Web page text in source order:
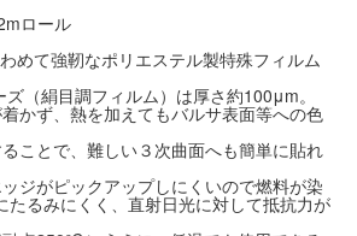
ロール
めて強靭なポリエステル製特殊フィルム
（絹目調フィルム）は厚さ約100μm。
かず、熱を加えてもバルサ表面等への色
ことで、難しい３次曲面へも簡単に貼れ
ジがピックアップしにくいので燃料が染
たるみにくく、直射日光に対して抵抗力が